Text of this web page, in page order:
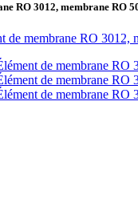
RO 3012, membrane RO